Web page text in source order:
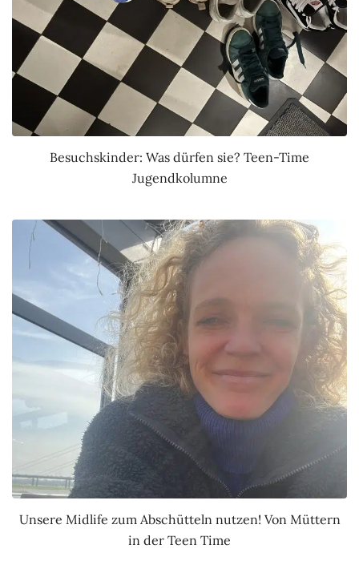
Besuchskinder: Was dürfen sie? Teen-Time
Jugendkolumne
Unsere Midlife zum Abschütteln nutzen! Von Müttern
in der Teen Time